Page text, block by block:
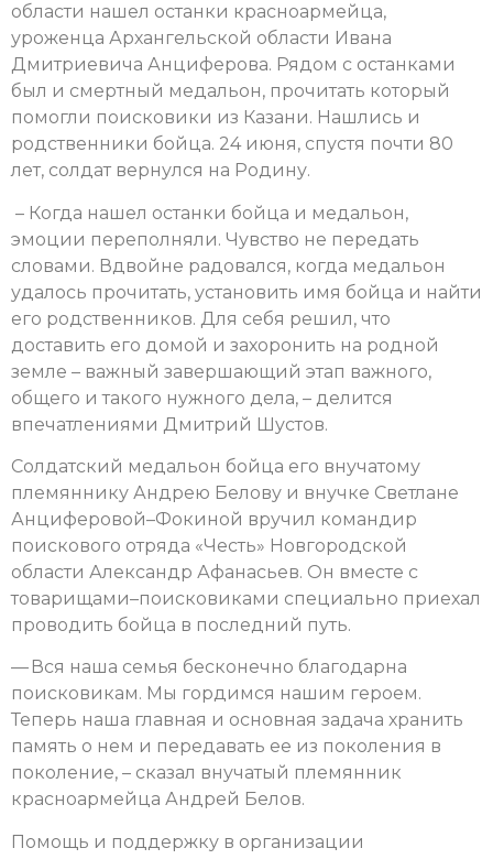
области нашел останки красноармейца,
уроженца Архангельской области Ивана
Дмитриевича Анциферова. Рядом с останками
был и смертный медальон, прочитать который
помогли поисковики из Казани. Нашлись и
родственники бойца. 24 июня, спустя почти 80
лет, солдат вернулся на Родину.
– Когда нашел останки бойца и медальон,
эмоции переполняли. Чувство не передать
словами. Вдвойне радовался, когда медальон
удалось прочитать, установить имя бойца и найти
его родственников. Для себя решил, что
доставить его домой и захоронить на родной
земле – важный завершающий этап важного,
общего и такого нужного дела, – делится
впечатлениями Дмитрий Шустов.
Солдатский медальон бойца его внучатому
племяннику Андрею Белову и внучке Светлане
Анциферовой–Фокиной вручил командир
поискового отряда «Честь» Новгородской
области Александр Афанасьев. Он вместе с
товарищами–поисковиками специально приехал
проводить бойца в последний путь.
— Вся наша семья бесконечно благодарна
поисковикам. Мы гордимся нашим героем.
Теперь наша главная и основная задача хранить
память о нем и передавать ее из поколения в
поколение, – сказал внучатый племянник
красноармейца Андрей Белов.
Помощь и поддержку в организации